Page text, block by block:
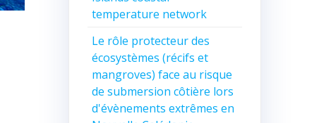
temperature network
Le rôle protecteur des
écosystèmes (récifs et
mangroves) face au risque
de submersion côtière lors
d'évènements extrêmes en